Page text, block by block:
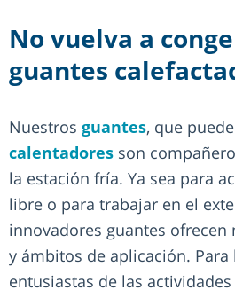
No vuelva a
guantes
Nuestros guantes, que
calentadores son
la estación fría. Ya sea para
libre o para trabajar en el
innovadores guantes ofrecen
y ámbitos de aplicación.
entusiastas de las